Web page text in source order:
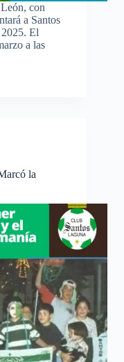
con
a Santos
El
a las
la